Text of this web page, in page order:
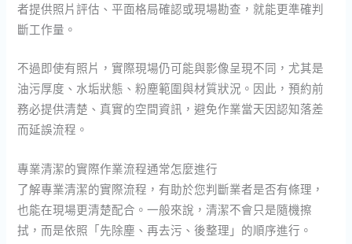
者提供照片評估、平面格局確認或現場勘查，就能更準確判
斷工作量。
不過即使有照片，實際現場仍可能與影像呈現不同，尤其是
油污厚度、水垢狀態、粉塵範圍與材質狀況。因此，預約前
務必提供清楚、真實的空間資訊，避免作業當天因認知落差
而延誤流程。
專業清潔的實際作業流程通常怎麼進行
了解專業清潔的實際流程，有助於您判斷業者是否有條理，
也能在現場更清楚配合。一般來說，清潔不會只是隨機擦
拭，而是依照「先除塵、再去污、後整理」的順序進行。